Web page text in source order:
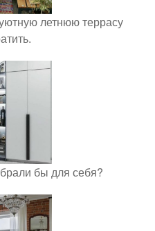
летнюю террасу
бы для себя?